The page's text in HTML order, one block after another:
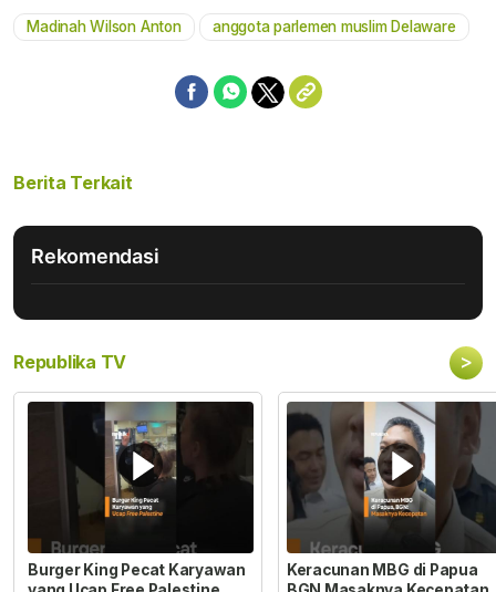
Mute
Madinah Wilson Anton anggota parlemen muslim Delaware
Berita Terkait
Rekomendasi
Republika TV >
Burger King Pecat Karyawan
Keracunan MBG di Papua